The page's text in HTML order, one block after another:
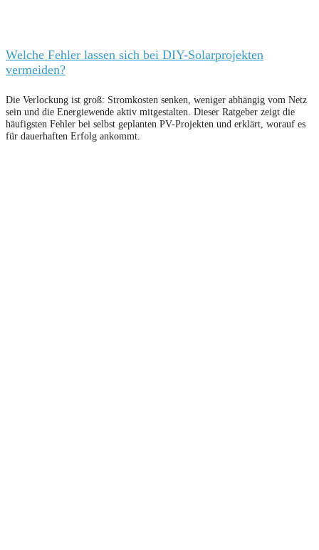
Welche Fehler lassen sich bei DIY-Solarprojekten
vermeiden?
Die Verlockung ist groß: Stromkosten senken, weniger abhängig vom Netz
sein und die Energiewende aktiv mitgestalten. Dieser Ratgeber zeigt die
häufigsten Fehler bei selbst geplanten PV-Projekten und erklärt, worauf es
für dauerhaften Erfolg ankommt.